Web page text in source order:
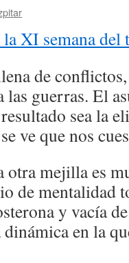
XI semana
de
las guerras. El
sea la
ve que nos
otra mejilla es
de mentalidad
y vacía
en la